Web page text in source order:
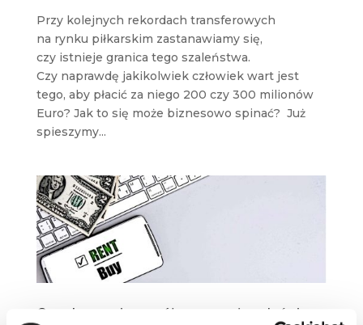
Przy kolejnych rekordach transferowych
na rynku piłkarskim zastanawiamy się,
czy istnieje granica tego szaleństwa.
Czy naprawdę jakikolwiek człowiek wart jest
tego, aby płacić za niego 200 czy 300 milionów
Euro? Jak to się może biznesowo spinać? Już
spieszymy...
Czy ekonomia współpracy może udać się